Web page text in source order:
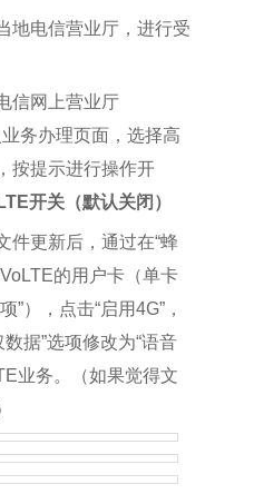
地电信营业厅，进行受
信网上营业厅
务办理页面，选择高
按提示进行操作开
开关（默认关闭）
件更新后，通过在“蜂
的用户卡（单卡
”），点击“启用4G”，
据”选项修改为“语音
业务。（如果觉得文